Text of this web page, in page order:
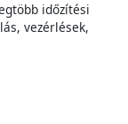
időzítési
vezérlések,